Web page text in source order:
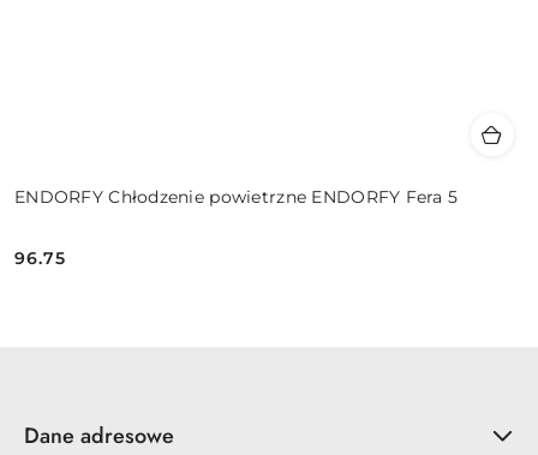
ENDORFY Chłodzenie powietrzne ENDORFY Fera 5
Cena:
96.75
Dane adresowe